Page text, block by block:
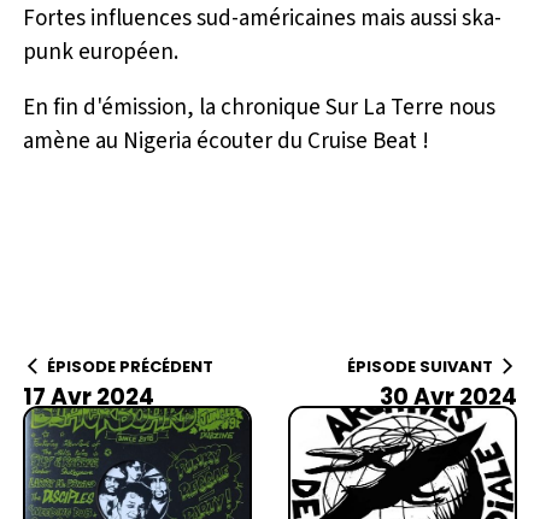
Fortes influences sud-américaines mais aussi ska-
punk européen.
En fin d'émission, la chronique Sur La Terre nous
amène au Nigeria écouter du Cruise Beat !
ÉPISODE PRÉCÉDENT
17 Avr 2024
ÉPISODE SUIVANT
30 Avr 2024